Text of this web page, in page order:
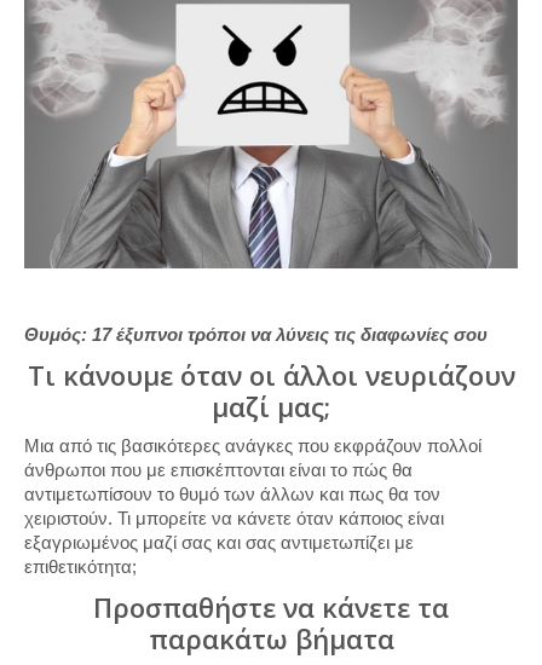
Θυμός: 17 έξυπνοι τρόποι να λύνεις τις διαφωνίες σου
Τι κάνουμε όταν οι άλλοι νευριάζουν
μαζί μας;
Μια από τις βασικότερες ανάγκες που εκφράζουν πολλοί
άνθρωποι που με επισκέπτονται είναι το πώς θα
αντιμετωπίσουν το θυμό των άλλων και πως θα τον
χειριστούν. Τι μπορείτε να κάνετε όταν κάποιος είναι
εξαγριωμένος μαζί σας και σας αντιμετωπίζει με
επιθετικότητα;
Προσπαθήστε να κάνετε τα
παρακάτω βήματα